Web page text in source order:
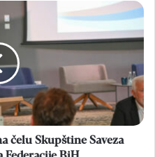
čelu Skupštine Saveza